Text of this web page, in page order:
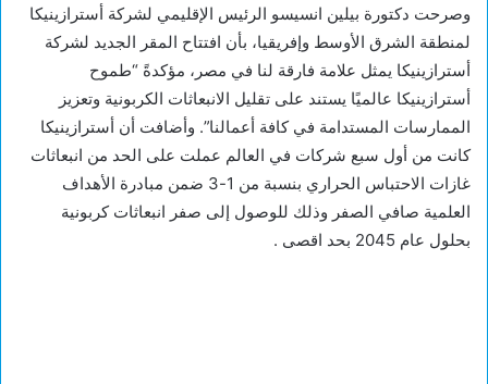
وصرحت دكتورة بيلين انسيسو الرئيس الإقليمي لشركة أسترازينيكا
لمنطقة الشرق الأوسط وإفريقيا، بأن افتتاح المقر الجديد لشركة
أسترازينيكا يمثل علامة فارقة لنا في مصر، مؤكدةً “طموح
أسترازينيكا عالميًا يستند على تقليل الانبعاثات الكربونية وتعزيز
الممارسات المستدامة في كافة أعمالنا”. وأضافت أن أسترازينيكا
كانت من أول سبع شركات في العالم عملت على الحد من انبعاثات
غازات الاحتباس الحراري بنسبة من 1-3 ضمن مبادرة الأهداف
العلمية صافي الصفر وذلك للوصول إلى صفر انبعاثات كربونية
بحلول عام 2045 بحد اقصى .